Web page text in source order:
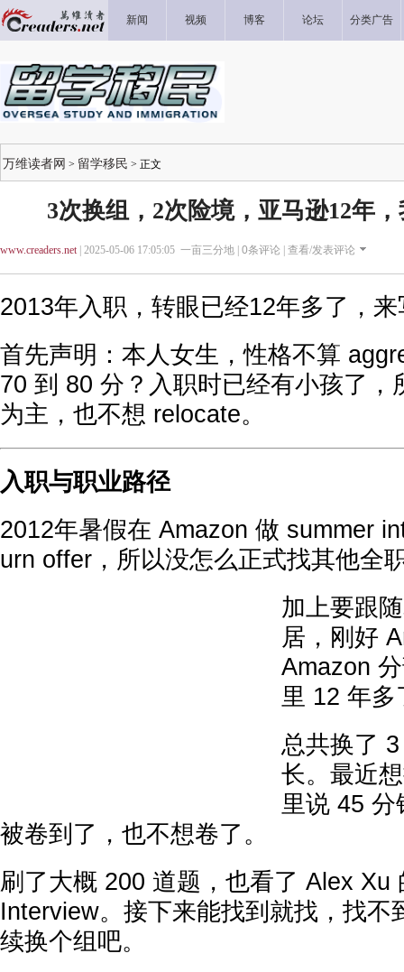
新闻 视频 博客 论坛 分类广告
万维读者网 > 留学移民 > 正文
3次换组，2次险境，亚马逊12年
www.creaders.net| 2025-05-06 17:05:05 一亩三分地 | 0条评论 | 查看/发表评论
2013年入职，转眼已经12年多了，
首先声明：本人女生，性格不算
70 到 80 分？入职时已经有小孩了，
为主，也不想 relocate。
入职与职业路径
2012年暑假在 Amazon 做 summer
urn offer，所以没怎么正式找其他全
加上要跟
居，刚好
Amazon
里 12 年多
总共换了
长。最近
里说 45
被卷到了，也不想卷了。
刷了大概 200 道题，也看了 Alex Xu
Interview。接下来能找到就找，找不
续换个组吧。